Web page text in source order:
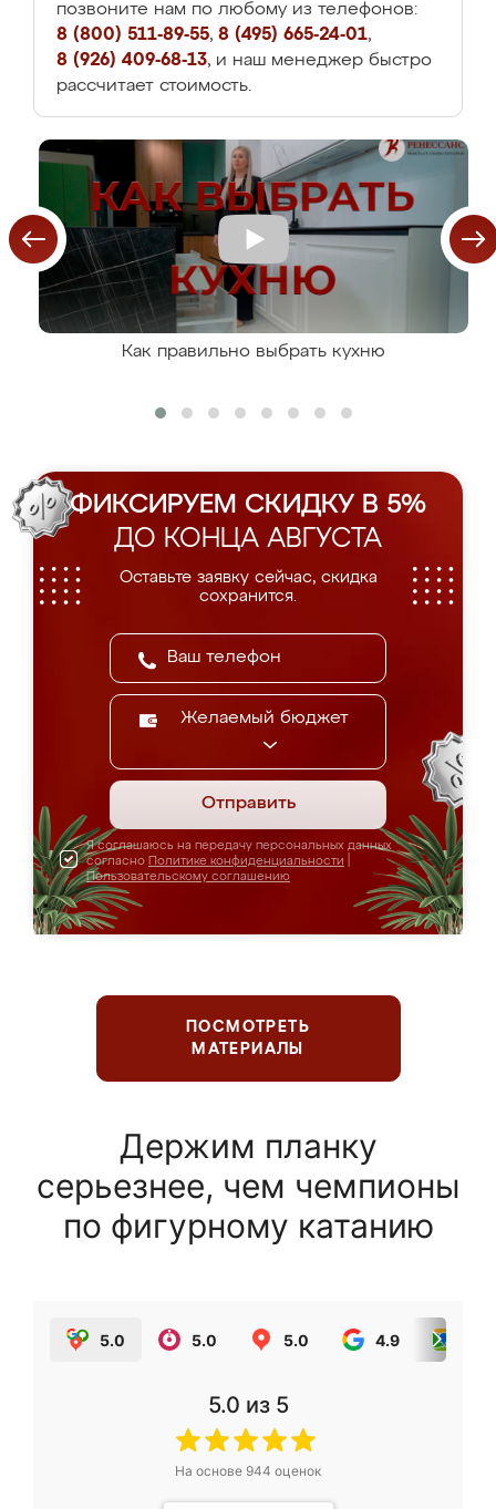
позвоните нам по любому из телефонов:
8 (800) 511-89-55, 8 (495) 665-24-01,
8 (926) 409-68-13, и наш менеджер быстро
рассчитает стоимость.
Как правильно выбрать кухню
ФИКСИРУЕМ СКИДКУ В 5%
ДО КОНЦА АВГУСТА
Оставьте заявку сейчас, скидка
сохранится.
Желаемый бюджет
Отправить
Я соглашаюсь на передачу персональных данных
согласно Политике конфиденциальности
Пользовательскому соглашению
ПОСМОТРЕТЬ
МАТЕРИАЛЫ
Держим планку
серьезнее, чем чемпионы
по фигурному катанию
5.0 5.0 5.0 4.9
5.0 из 5
На основе 944 оценок